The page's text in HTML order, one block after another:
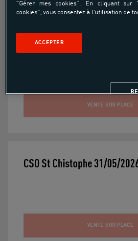
CUERS CSO  24/05/2026
VENTE SUR PLACE
CSO St Chistophe 31/05/
VENTE SUR PLACE
"Gérer mes cookies". En cliquant sur
cookies", vous consentez à l'utilisation de
ACCEPTER